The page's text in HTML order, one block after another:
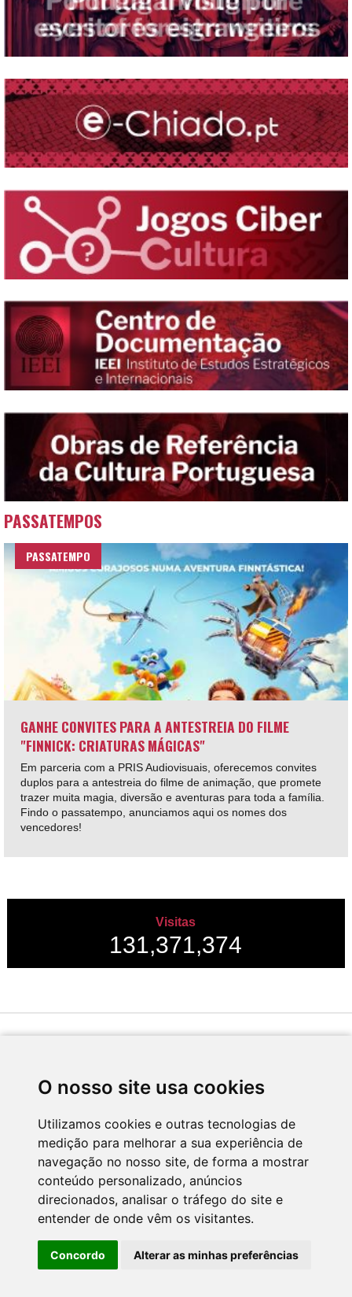
O nosso site usa cookies
Utilizamos cookies e outras tecnologias de
medição para melhorar a sua experiência de
navegação no nosso site, de forma a mostrar
conteúdo personalizado, anúncios
direcionados, analisar o tráfego do site e
entender de onde vêm os visitantes.
Concordo Alterar as minhas preferências
PASSATEMPOS
PASSATEMPO
GANHE CONVITES PARA A ANTESTREIA DO FILME
"FINNICK: CRIATURAS MÁGICAS"
Em parceria com a PRIS Audiovisuais, oferecemos convites
duplos para a antestreia do filme de animação, que promete
trazer muita magia, diversão e aventuras para toda a família.
Findo o passatempo, anunciamos aqui os nomes dos
vencedores!
Visitas
131,371,374
CNC - Centro Nacional de Cultura 2026 © Todos os direitos reservados